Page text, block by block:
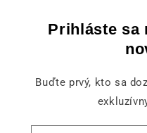
Prihláste sa
Buďte prvý, kto sa